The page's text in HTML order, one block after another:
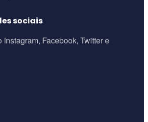
sociais
Facebook, Twitter e